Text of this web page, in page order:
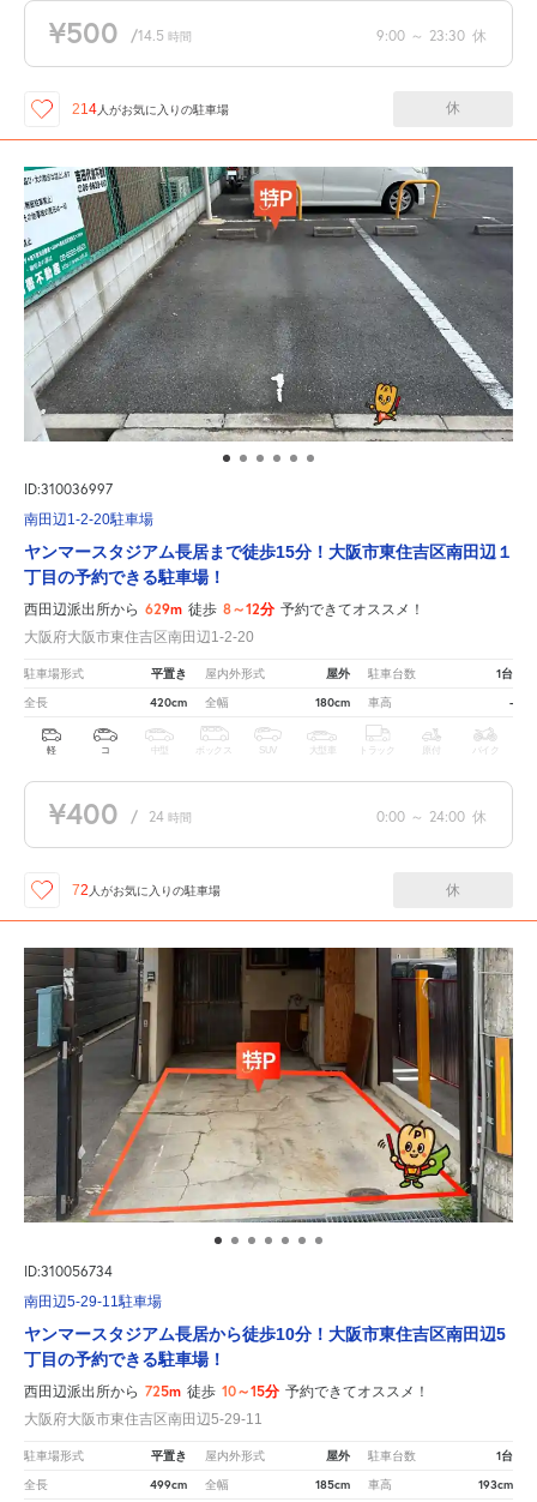
¥500 /14.5 時間 9:00 ～ 23:30 休
214 人がお気に入りの駐車場 休
ID:310036997
南田辺1-2-20駐車場
ヤンマースタジアム長居まで徒歩15分！大阪市東住吉区南田辺１
丁目の予約できる駐車場！
西田辺派出所から 629m 徒歩 8～12分 予約できてオススメ！
大阪府大阪市東住吉区南田辺1-2-20
駐車場形式 平置き 屋内外形式 屋外 駐車台数 1台
全長 420cm 全幅 180cm 車高 -
軽 コ 中型 ボックス SUV 大型車 トラック 原付 バイク
¥400 / 24 時間 0:00 ～ 24:00 休
72 人がお気に入りの駐車場 休
ID:310056734
南田辺5-29-11駐車場
ヤンマースタジアム長居から徒歩10分！大阪市東住吉区南田辺5
丁目の予約できる駐車場！
西田辺派出所から 725m 徒歩 10～15分 予約できてオススメ！
大阪府大阪市東住吉区南田辺5-29-11
駐車場形式 平置き 屋内外形式 屋外 駐車台数 1台
全長 499cm 全幅 185cm 車高 193cm